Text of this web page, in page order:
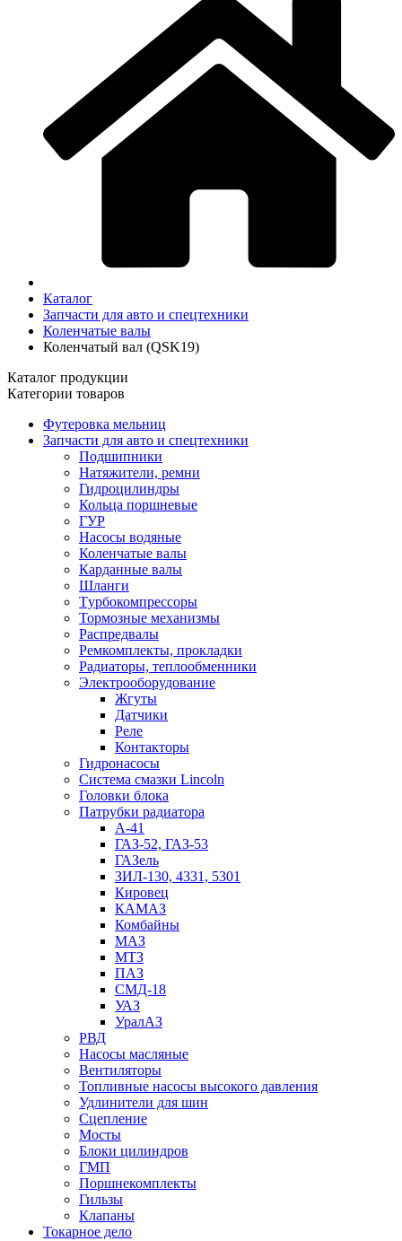
Каталог
Запчасти для авто и спецтехники
Коленчатые валы
Коленчатый вал (QSK19)
Каталог продукции
Категории товаров
Футеровка мельниц
Запчасти для авто и спецтехники
Подшипники
Натяжители, ремни
Гидроцилиндры
Кольца поршневые
ГУР
Насосы водяные
Коленчатые валы
Карданные валы
Шланги
Tурбокомпрессоры
Тормозные механизмы
Распредвалы
Ремкомплекты, прокладки
Радиаторы, теплообменники
Электрооборудование
Жгуты
Датчики
Реле
Контакторы
Гидронасосы
Система смазки Lincoln
Головки блока
Патрубки радиатоpа
А-41
ГАЗ-52, ГАЗ-53
ГАЗель
ЗИЛ-130, 4331, 5301
Кировец
КАМАЗ
Комбайны
МАЗ
МTЗ
ПАЗ
СМД-18
УАЗ
УралАЗ
РВД
Насосы масляные
Вентиляторы
Топливные насосы высокого давления
Удлинители для шин
Сцепление
Мосты
Блоки цилиндров
ГМП
Поршнекомплекты
Гильзы
Клапаны
Токарное дело